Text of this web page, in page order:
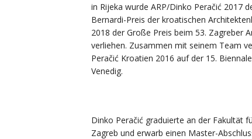
in Rijeka wurde ARP/Dinko Peračić 2017
Bernardi-Preis der kroatischen
2018 der Große Preis beim 53. Zagreber
verliehen. Zusammen mit seinem Team
Peračić Kroatien 2016 auf der 15.
Venedig.
Dinko Peračić graduierte an der Fakultät
Zagreb und erwarb einen Master-